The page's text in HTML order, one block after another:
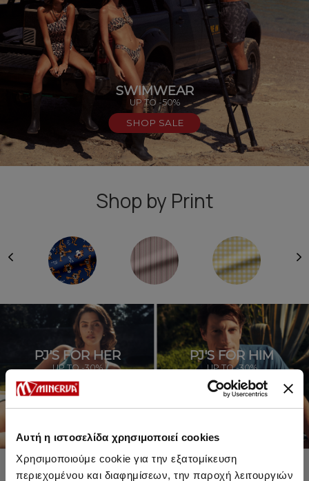
Αυτή η ιστοσελίδα χρησιμοποιεί cookies
Χρησιμοποιούμε cookie για την εξατομίκευση
περιεχομένου και διαφημίσεων, την παροχή λειτουργιών
SWIMWEAR
UP TO -50%
SHOP SALE
Shop by Print
PJ'S FOR HER
UP TO -30%
SHOP SALE
PJ'S FOR HIM
UP TO -30%
SHOP SALE